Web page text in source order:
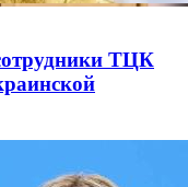
ТЦК